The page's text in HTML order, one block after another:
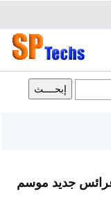
جديد موسم